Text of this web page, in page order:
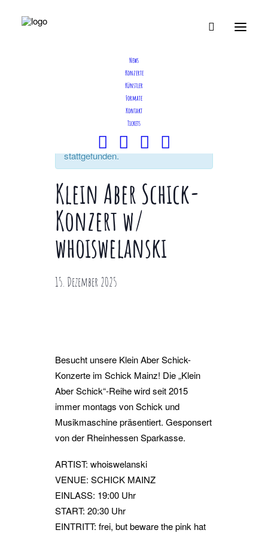
News
Konzerte
Künstler
Formate
Kontakt
Tickets
Diese Veranstaltung hat bereits
stattgefunden.
Klein Aber Schick-
Konzert w/
whoiswelanski
15. Dezember 2025
Besucht unsere Klein Aber Schick-
Konzerte im Schick Mainz! Die „Klein
Aber Schick“-Reihe wird seit 2015
immer montags von Schick und
Musikmaschine präsentiert. Gesponsert
von der Rheinhessen Sparkasse.
ARTIST: whoiswelanski
VENUE: SCHICK MAINZ
EINLASS: 19:00 Uhr
START: 20:30 Uhr
EINTRITT: frei, but beware the pink hat